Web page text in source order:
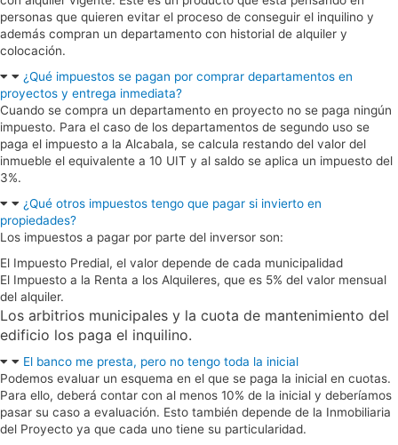
personas que quieren evitar el proceso de conseguir el inquilino y
además compran un departamento con historial de alquiler y
colocación.
¿Qué impuestos se pagan por comprar departamentos en
proyectos y entrega inmediata?
Cuando se compra un departamento en proyecto no se paga ningún
impuesto. Para el caso de los departamentos de segundo uso se
paga el impuesto a la Alcabala, se calcula restando del valor del
inmueble el equivalente a 10 UIT y al saldo se aplica un impuesto del
3%.
¿Qué otros impuestos tengo que pagar si invierto en
propiedades?
Los impuestos a pagar por parte del inversor son:
El Impuesto Predial, el valor depende de cada municipalidad
El Impuesto a la Renta a los Alquileres, que es 5% del valor mensual
del alquiler.
Los arbitrios municipales y la cuota de mantenimiento del
edificio los paga el inquilino.
El banco me presta, pero no tengo toda la inicial
Podemos evaluar un esquema en el que se paga la inicial en cuotas.
Para ello, deberá contar con al menos 10% de la inicial y deberíamos
pasar su caso a evaluación. Esto también depende de la Inmobiliaria
del Proyecto ya que cada uno tiene su particularidad.